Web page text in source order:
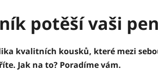
potěší vaši
kvalitních kousků, které mezi
Jak na to? Poradíme vám.